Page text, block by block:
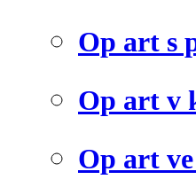
Op art s
Op art v
Op art